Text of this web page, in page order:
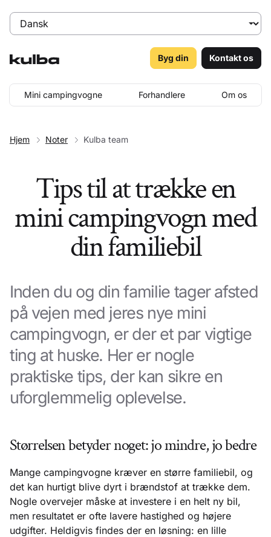
Mini campingvogne Forhandlere Om os
Byg din Kontakt os
Hjem Noter Kulba team
Tips til at trække en
mini campingvogn med
din familiebil
Inden du og din familie tager afsted
på vejen med jeres nye mini
campingvogn, er der et par vigtige
ting at huske. Her er nogle
praktiske tips, der kan sikre en
uforglemmelig oplevelse.
Størrelsen betyder noget: jo mindre, jo bedre
Mange campingvogne kræver en større familiebil, og
det kan hurtigt blive dyrt i brændstof at trække dem.
Nogle overvejer måske at investere i en helt ny bil,
men resultatet er ofte lavere hastighed og højere
udgifter. Heldigvis findes der en løsning: en lille